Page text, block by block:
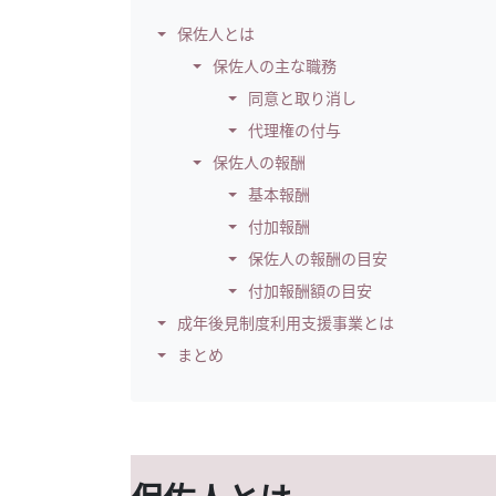
保佐人とは
保佐人の主な職務
同意と取り消し
代理権の付与
保佐人の報酬
基本報酬
付加報酬
保佐人の報酬の目安
付加報酬額の目安
成年後見制度利用支援事業とは
まとめ